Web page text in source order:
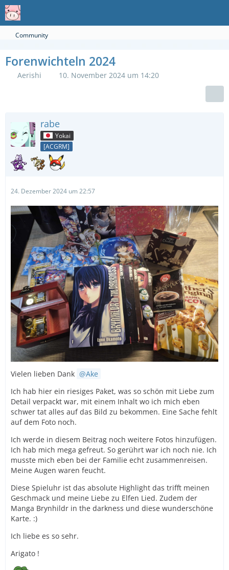
Community
Forenwichteln 2024
Aerishi 10. November 2024 um 14:20
rabe
Yokai
[ACGRM]
24. Dezember 2024 um 22:57
Vielen lieben Dank
Ake
Ich hab hier ein riesiges Paket, was so schön mit Liebe zum
Detail verpackt war, mit einem Inhalt wo ich mich eben
schwer tat alles auf das Bild zu bekommen. Eine Sache fehlt
auf dem Foto noch.
Ich werde in diesem Beitrag noch weitere Fotos hinzufügen.
Ich hab mich mega gefreut. So gerührt war ich noch nie. Ich
musste mich eben bei der Familie echt zusammenreisen.
Meine Augen waren feucht.
Diese Spieluhr ist das absolute Highlight das trifft meinen
Geschmack und meine Liebe zu Elfen Lied. Zudem der
Manga Brynhildr in the darkness und diese wunderschöne
Karte. :)
Ich liebe es so sehr.
Arigato !